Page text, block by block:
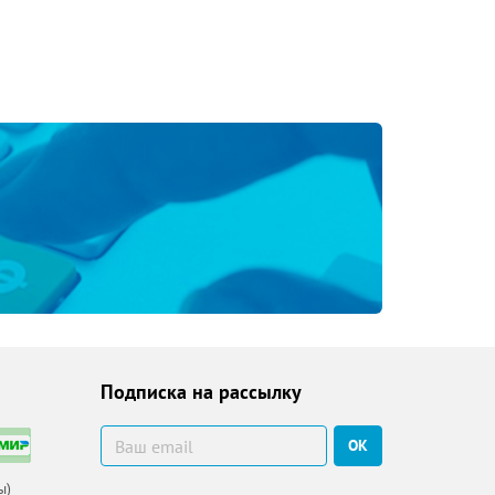
между женскими и мужскими
и повышенную тревожность у
образования, которая регламентирует
кон-спектов непосредственно
деятельности современного педагога,
методиками диагностики гендерных
Подписка на рассылку
ОК